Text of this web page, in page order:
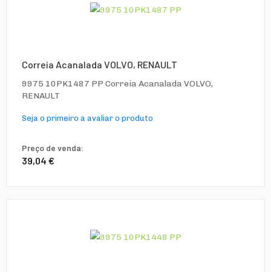
Correia Acanalada VOLVO, RENAULT
9975 10PK1487 PP Correia Acanalada VOLVO,
RENAULT
Seja o primeiro a avaliar o produto
Preço de venda:
39,04 €